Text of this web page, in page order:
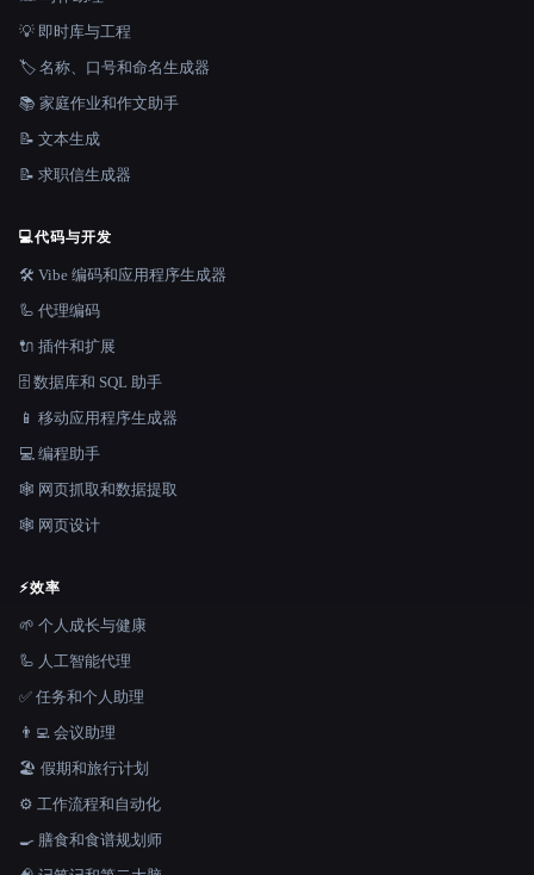
💡 即时库与工程
🏷️ 名称、口号和命名生成器
📚 家庭作业和作文助手
📝 文本生成
📝 求职信生成器
💻代码与开发
🛠️ Vibe 编码和应用程序生成器
🦾 代理编码
🔌 插件和扩展
🗄️ 数据库和 SQL 助手
📱 移动应用程序生成器
💻 编程助手
🕸️ 网页抓取和数据提取
🕸 网页设计
⚡效率
🌱 个人成长与健康
🦾 人工智能代理
✅ 任务和个人助理
👨‍💻 会议助理
🏖 假期和旅行计划
⚙️ 工作流程和自动化
🍳 膳食和食谱规划师